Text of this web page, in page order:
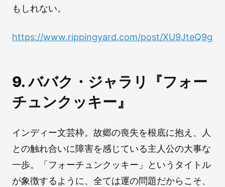
もしれない。
https://www.rippingyard.com/post/
9. ババク・ジャラリ『フォー
チュンクッキー』
インディー文芸枠。故郷の喪失を根底に抱え、人
との触れ合いに障害を感じている主人公の大事な
一歩。「フォーチュンクッキー」というタイトル
が象徴するように、全ては運の問題だからこそ、